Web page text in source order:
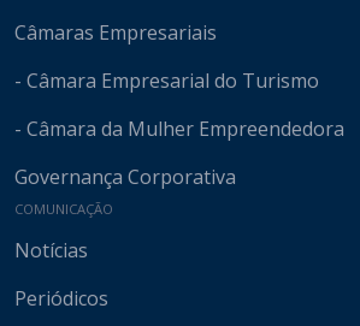
Câmaras Empresariais
- Câmara Empresarial do Turismo
- Câmara da Mulher Empreendedora
Governança Corporativa
COMUNICAÇÃO
Notícias
Periódicos